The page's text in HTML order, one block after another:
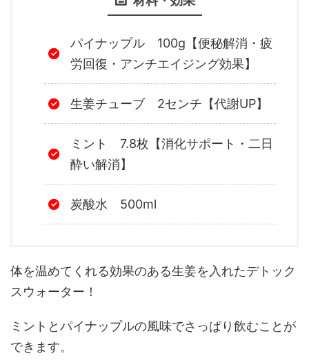
パイナップル 100g【便秘解消・疲
労回復・アンチエイジング効果】
生姜チューブ 2センチ【代謝UP】
ミント 7.8枚【消化サポート・二日
酔い解消】
炭酸水 500ml
体を温めてくれる効果のある生姜を入れたデトック
スウォーター！
ミントとパイナップルの風味でさっぱり飲むことが
できます。